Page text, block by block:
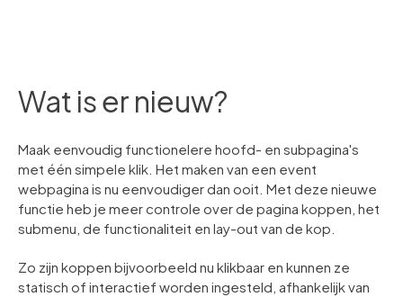
Wat is er nieuw?
Maak eenvoudig functionelere hoofd- en subpagina's
met één simpele klik. Het maken van een event
webpagina is nu eenvoudiger dan ooit. Met deze nieuwe
functie heb je meer controle over de pagina koppen, het
submenu, de functionaliteit en lay-out van de kop.
Zo zijn koppen bijvoorbeeld nu klikbaar en kunnen ze
statisch of interactief worden ingesteld, afhankelijk van